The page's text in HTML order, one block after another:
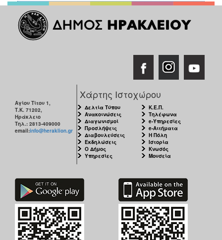
Αγίου Τίτου 1,
Τ.Κ. 71202,
Ηράκλειο
Τηλ.: 2813-409000
email:info@heraklion.gr
Χάρτης Ιστοχώρου
Δελτία Τύπου
Ανακοινώσεις
Διαγωνισμοί
Προσλήψεις
Διαβουλεύσεις
Εκδηλώσεις
Ο Δήμος
Υπηρεσίες
Κ.Ε.Π.
Τηλέφωνα
e-Υπηρεσίες
e-Αιτήματα
Η Πόλη
Ιστορία
Κνωσός
Μουσεία